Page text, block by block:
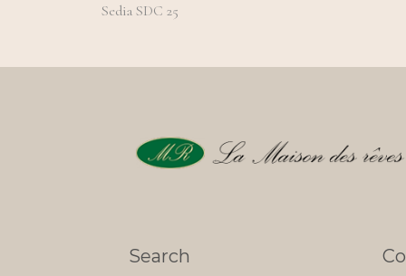
Sedia SDC 25
Search